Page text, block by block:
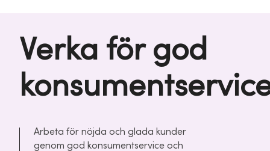
Verka för god
Arbeta för nöjda och glada kunder
genom god konsumentservice och